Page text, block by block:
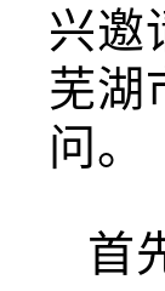
兴邀
芜湖
问。
首